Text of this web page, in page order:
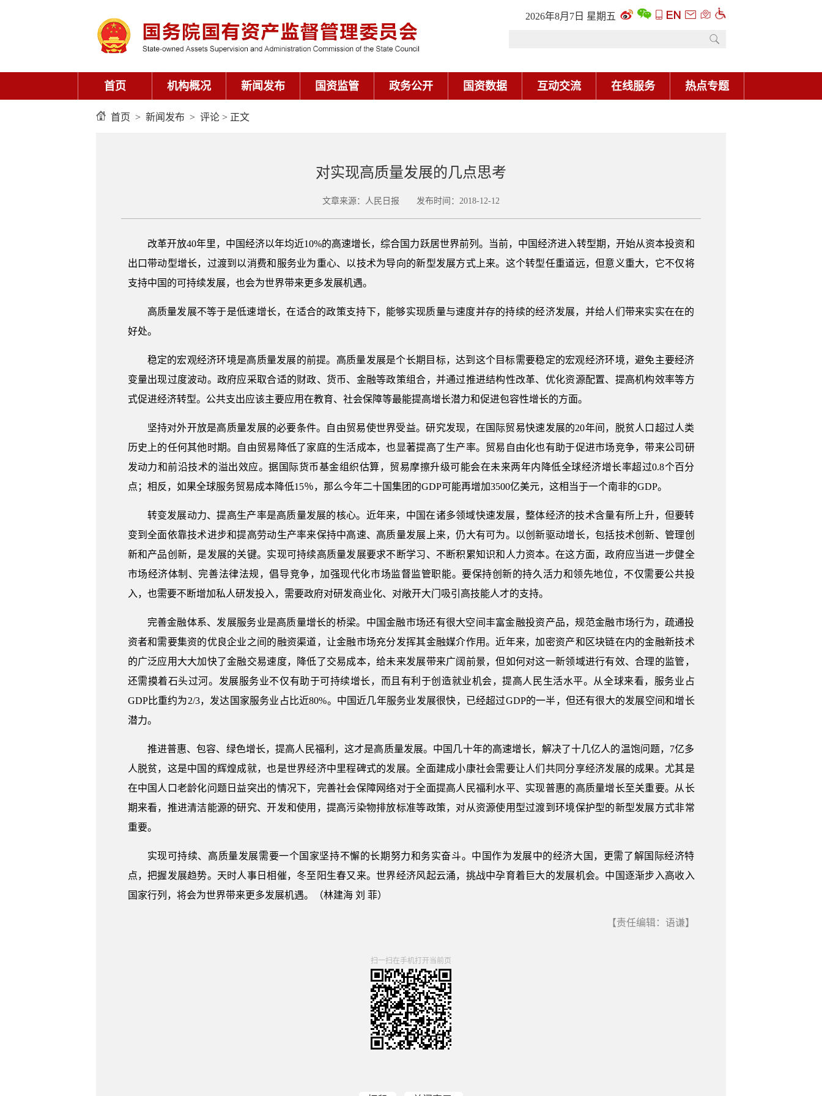
2026年8月7日 星期五
首页 机构概况 新闻发布 国资监管 政务公开 国资数据 互动交流 在线服务 热点专题
首页 > 新闻发布 > 评论 > 正文
对实现高质量发展的几点思考
文章来源：人民日报 发布时间：2018-12-12
改革开放40年里，中国经济以年均近10%的高速增长，综合国力跃居世界前列。当前，中国经济进入转型期，开始从资本投资和
出口带动型增长，过渡到以消费和服务业为重心、以技术为导向的新型发展方式上来。这个转型任重道远，但意义重大，它不仅将
支持中国的可持续发展，也会为世界带来更多发展机遇。
高质量发展不等于是低速增长，在适合的政策支持下，能够实现质量与速度并存的持续的经济发展，并给人们带来实实在在的
好处。
稳定的宏观经济环境是高质量发展的前提。高质量发展是个长期目标，达到这个目标需要稳定的宏观经济环境，避免主要经济
变量出现过度波动。政府应采取合适的财政、货币、金融等政策组合，并通过推进结构性改革、优化资源配置、提高机构效率等方
式促进经济转型。公共支出应该主要应用在教育、社会保障等最能提高增长潜力和促进包容性增长的方面。
坚持对外开放是高质量发展的必要条件。自由贸易使世界受益。研究发现，在国际贸易快速发展的20年间，脱贫人口超过人类
历史上的任何其他时期。自由贸易降低了家庭的生活成本，也显著提高了生产率。贸易自由化也有助于促进市场竞争，带来公司研
发动力和前沿技术的溢出效应。据国际货币基金组织估算，贸易摩擦升级可能会在未来两年内降低全球经济增长率超过0.8个百分
点；相反，如果全球服务贸易成本降低15％，那么今年二十国集团的GDP可能再增加3500亿美元，这相当于一个南非的GDP。
转变发展动力、提高生产率是高质量发展的核心。近年来，中国在诸多领域快速发展，整体经济的技术含量有所上升，但要转
变到全面依靠技术进步和提高劳动生产率来保持中高速、高质量发展上来，仍大有可为。以创新驱动增长，包括技术创新、管理创
新和产品创新，是发展的关键。实现可持续高质量发展要求不断学习、不断积累知识和人力资本。在这方面，政府应当进一步健全
市场经济体制、完善法律法规，倡导竞争，加强现代化市场监督监管职能。要保持创新的持久活力和领先地位，不仅需要公共投
入，也需要不断增加私人研发投入，需要政府对研发商业化、对敞开大门吸引高技能人才的支持。
完善金融体系、发展服务业是高质量增长的桥梁。中国金融市场还有很大空间丰富金融投资产品，规范金融市场行为，疏通投
资者和需要集资的优良企业之间的融资渠道，让金融市场充分发挥其金融媒介作用。近年来，加密资产和区块链在内的金融新技术
的广泛应用大大加快了金融交易速度，降低了交易成本，给未来发展带来广阔前景，但如何对这一新领域进行有效、合理的监管，
还需摸着石头过河。发展服务业不仅有助于可持续增长，而且有利于创造就业机会，提高人民生活水平。从全球来看，服务业占
GDP比重约为2/3，发达国家服务业占比近80%。中国近几年服务业发展很快，已经超过GDP的一半，但还有很大的发展空间和增长
潜力。
推进普惠、包容、绿色增长，提高人民福利，这才是高质量发展。中国几十年的高速增长，解决了十几亿人的温饱问题，7亿多
人脱贫，这是中国的辉煌成就，也是世界经济中里程碑式的发展。全面建成小康社会需要让人们共同分享经济发展的成果。尤其是
在中国人口老龄化问题日益突出的情况下，完善社会保障网络对于全面提高人民福利水平、实现普惠的高质量增长至关重要。从长
期来看，推进清洁能源的研究、开发和使用，提高污染物排放标准等政策，对从资源使用型过渡到环境保护型的新型发展方式非常
重要。
实现可持续、高质量发展需要一个国家坚持不懈的长期努力和务实奋斗。中国作为发展中的经济大国，更需了解国际经济特
点，把握发展趋势。天时人事日相催，冬至阳生春又来。世界经济风起云涌，挑战中孕育着巨大的发展机会。中国逐渐步入高收入
国家行列，将会为世界带来更多发展机遇。（林建海 刘 菲）
【责任编辑：语谦】
扫一扫在手机打开当前页